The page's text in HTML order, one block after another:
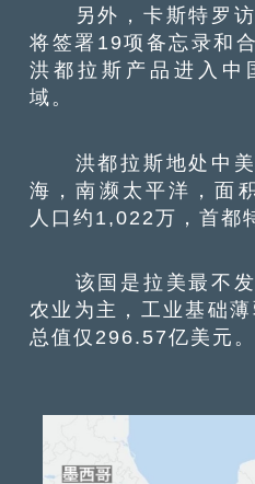
另外，卡斯特罗访
将签署19项备忘录和
洪都拉斯产品进入中
域。
洪都拉斯地处中美
海，南濒太平洋，面
人口约1,022万，首都
该国是拉美最不发
农业为主，工业基础
总值仅296.57亿美元。